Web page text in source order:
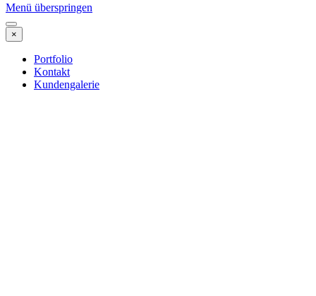
Menü überspringen
×
Portfolio
Kontakt
Kundengalerie